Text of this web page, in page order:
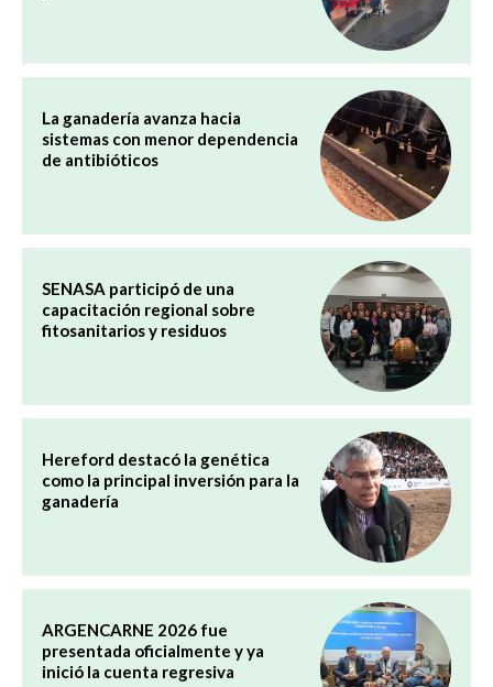
La ganadería avanza hacia
sistemas con menor dependencia
de antibióticos
SENASA participó de una
capacitación regional sobre
fitosanitarios y residuos
Hereford destacó la genética
como la principal inversión para la
ganadería
ARGENCARNE 2026 fue
presentada oficialmente y ya
inició la cuenta regresiva